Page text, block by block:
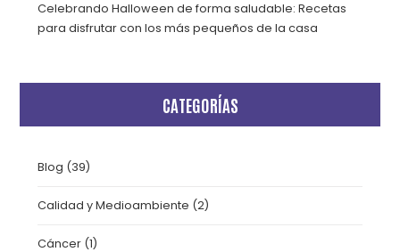
Celebrando Halloween de forma saludable: Recetas
para disfrutar con los más pequeños de la casa
CATEGORÍAS
Blog (39)
Calidad y Medioambiente (2)
Cáncer (1)